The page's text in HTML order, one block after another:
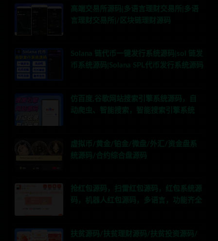
高端交易所源码|多语言理财交易所|多语
言理财交易所|/区块链理财源码
Solana 链代币一键发行系统源码|sol 链发
币系统源码|Solana SPL代币发行系统源码
仿百度,谷歌网站搜索引擎系统源码，自
动爬虫、智能搜索，智能搜索引擎系统
虚拟币/黄金/铂金/微盘/外汇/资金盘系
统源码/合约综合盘源码
抢红包源码，扫雷红包源码，红包系统源
码，机器人红包源码，多语言，功能齐全
扶贫源码/扶贫理财源码/扶贫投资源码/